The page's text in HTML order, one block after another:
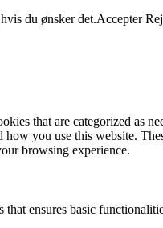
du ønsker det.Accepter
that are categorized as
you use this website.
browsing experience.
ensures basic